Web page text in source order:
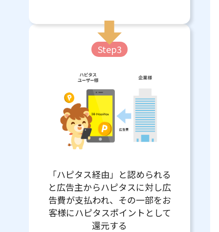
Step3
「ハピタス経由」と認められる
と広告主からハピタスに対し広
告費が支払われ、その一部をお
客様にハピタスポイントとして
還元する